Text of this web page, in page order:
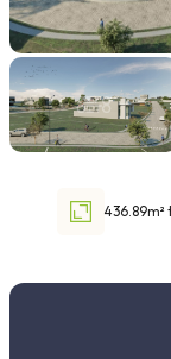
Faixa
436.89m²